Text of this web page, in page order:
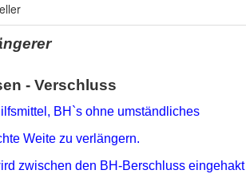
- Verschluss
BH`s ohne umständliches
Weite zu verlängern.
zwischen den BH-Berschluss